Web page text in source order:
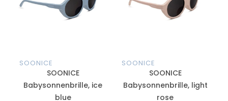
SOONICE
SOONICE
Babysonnenbrille, ice
blue
SOONICE
SOONICE
Babysonnenbrille, light
rose